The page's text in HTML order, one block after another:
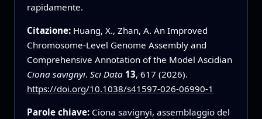
rapidamente.
Citazione: Huang, X., Zhan, A. An Improved
Chromosome-Level Genome Assembly and
Comprehensive Annotation of the Model Ascidian
Ciona savignyi. Sci Data 13, 617 (2026).
https://doi.org/10.1038/s41597-026-06990-1
Parole chiave: Ciona savignyi, assemblaggio del